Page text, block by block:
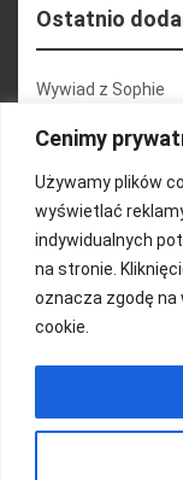
Cenimy
Używamy plików
wyświetlać
indywidualnych
na stronie.
oznacza zgodę na
cookie.
Ostatnio
Wywiad z Sophie
Konferencja 2.1
Martyna
Relacja zdjęciowa
Wywiady z